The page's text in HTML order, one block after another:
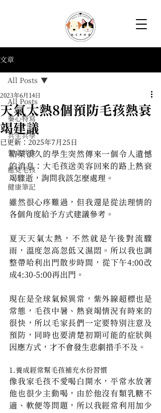
文章
All Posts
蓁心特寫
共生共學
餐桌共食
癒見毛孩
健康筆記
All Posts
天氣太熱8個預防毛孩熱衰
竭建議
2023年6月14日
已更新： 2025年7月25日
結業很久的學生突然傳來一個令人遺憾
的消息：大毛孩送美容回來的路上熱衰
竭驟逝，詢問我該怎麼處理。
雖然很心疼難過，但我還是從法理情的
各個角度給予方式建議參考。
夏天天氣太熱，不然就是午後對流驟
雨，溫度忽高忽低又濕悶。所以我也調
整帶哈利出門散步時間，從下午4:00改
成4:30-5:00再出門。
現在是全球氣候異常，紫外線超標也是
常態，毛孩中暑、熱衰竭情況有時來的
很快，所以毛家長們一定要特別注意及
預防，同時也要清楚初期可能的症狀與
因應方式，才不會發生悲劇措手不及。
1.養成經常幫毛孩補充水份習慣
像我家毛孩不愛喝白開水，平常水放著
他也很少主動喝，由於他沒有類乳糖不
適、軟便等問題，所以我經常利用加少